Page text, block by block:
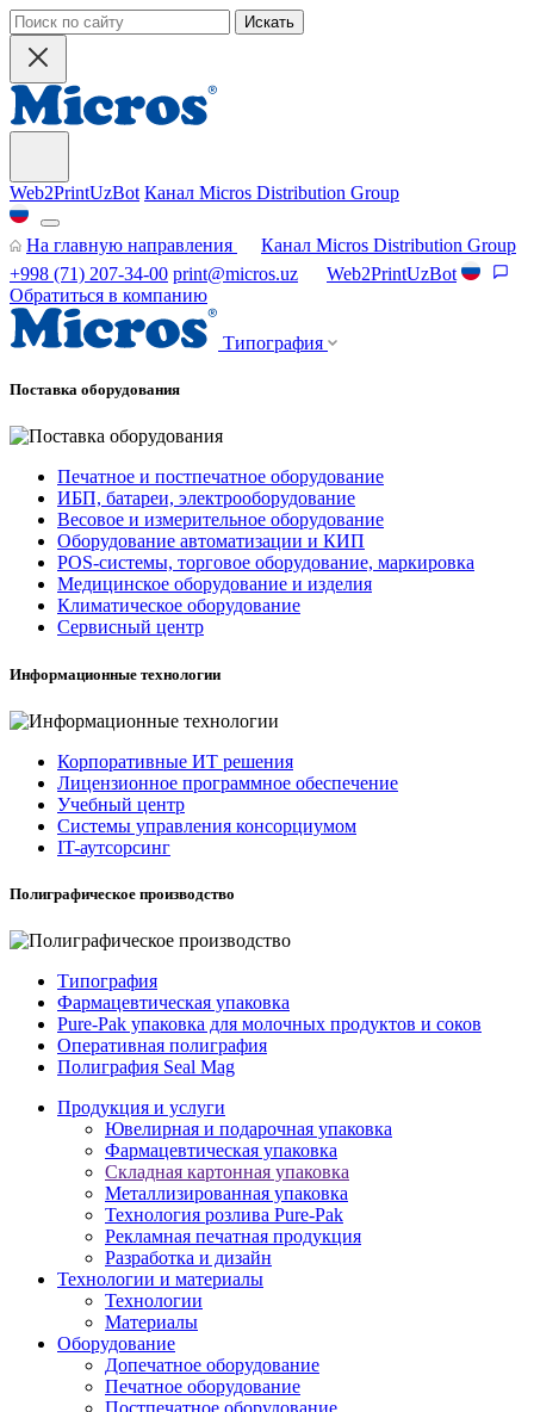
Искать
Web2PrintUzBot Канал Micros Distribution Group
На главную направления
Канал Micros Distribution Group
+998 (71) 207-34-00 print@micros.uz
Web2PrintUzBot
Обратиться в компанию
Типография
Поставка оборудования
Печатное и постпечатное оборудование
ИБП, батареи, электрооборудование
Весовое и измерительное оборудование
Оборудование автоматизации и КИП
POS-системы, торговое оборудование, маркировка
Медицинское оборудование и изделия
Климатическое оборудование
Сервисный центр
Информационные технологии
Корпоративные ИТ решения
Лицензионное программное обеспечение
Учебный центр
Системы управления консорциумом
IT-аутсорсинг
Полиграфическое производство
Типография
Фармацевтическая упаковка
Pure-Pak упаковка для молочных продуктов и соков
Оперативная полиграфия
Полиграфия Seal Mag
Продукция и услуги
Ювелирная и подарочная упаковка
Фармацевтическая упаковка
Складная картонная упаковка
Металлизированная упаковка
Технология розлива Pure-Pak
Рекламная печатная продукция
Разработка и дизайн
Технологии и материалы
Технологии
Материалы
Оборудование
Допечатное оборудование
Печатное оборудование
Постпечатное оборудование